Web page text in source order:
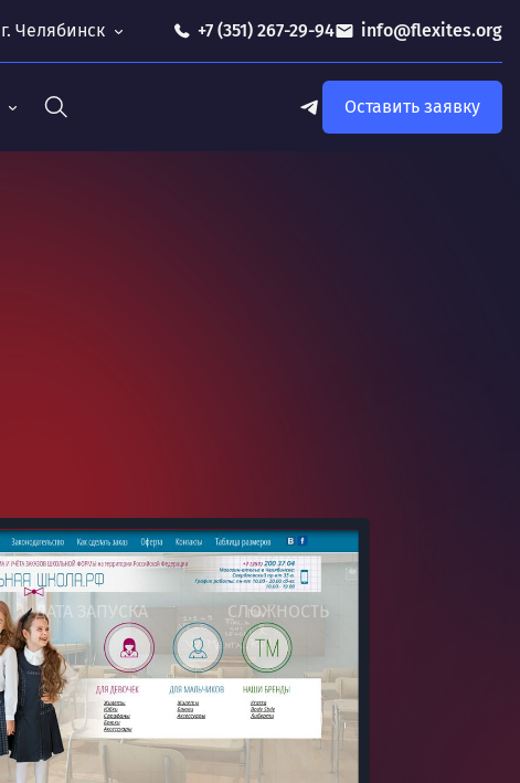
г. Челябинск +7 (351) 267-29-94 info@flexites.org
Оставить заявку
ДАТА ЗАПУСКА
16.04.2014
СЛОЖНОСТЬ
СЛОЖНАЯ